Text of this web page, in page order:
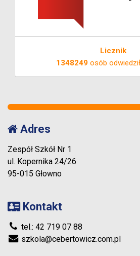
Licznik
1348249 osób
Adres
Zespół Szkół Nr 1
ul. Kopernika 24/26
95-015 Głowno
Kontakt
tel.: 42 719 07 88
szkola@cebertowicz.com.pl